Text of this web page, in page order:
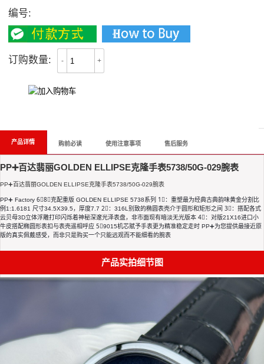
编号:
订购数量: - +
产品详情 购前必读 使用注意事项 售后服务
PP➕百达翡丽GOLDEN ELLIPSE克隆手表5738/50G-029腕表
PP➕百达翡丽GOLDEN ELLIPSE克隆手表5738/50G-029腕表
PP➕ Factory 6⃣️8⃣️克配重版 GOLDEN ELLIPSE 5738系列 1⃣️：重塑最为经典古典韵味黄金分割比
例1:1.6181 尺寸34.5X39.5，厚度7.7 2⃣️：316L别致的椭圆表壳介于圆形和矩形之间 3⃣️：搭配各式
云贝母3D立体浮雕打印闪烁着神秘深邃光泽表盘，非市面现有暗淡无光版本 4⃣️：对版21X16进口小
牛皮搭配椭圆形表扣与表壳遥相呼应 5⃣️9015机芯赋予手表更为精准稳定走时 PP➕为您提供最接近原
版的真实佩戴感受，而非只是购买一个只能远观而不能细看的腕表
产品实拍细节图